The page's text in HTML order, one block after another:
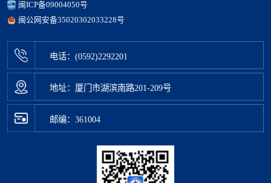
闽ICP备09004050号
闽公网安备35020302033228号
电话：(0592)2292201
地址：厦门市湖滨南路201-209号
邮编：361004